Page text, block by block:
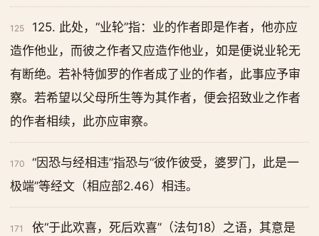
125
125. 此处，“业轮”指：业的作者即是作者，他亦应
造作他业，而彼之作者又应造作他业，如是便说业轮无
有断绝。若补特伽罗的作者成了业的作者，此事应予审
察。若希望以父母所生等为其作者，便会招致业之作者
的作者相续，此亦应审察。
170
“因恐与经相违”指恐与“彼作彼受，婆罗门，此是一
极端”等经文（相应部2.46）相违。
171
依“于此欢喜，死后欢喜”（法句18）之语，其意是